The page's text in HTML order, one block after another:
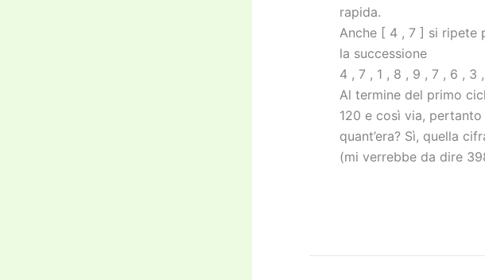
rapida.
Anche [ 4 , 7 ] si ripete
la successione
4 , 7 , 1 , 8 , 9 , 7 , 6 ,
Al termine del primo
120 e così via,
quant’era? Sì, quella
(mi verrebbe da dire